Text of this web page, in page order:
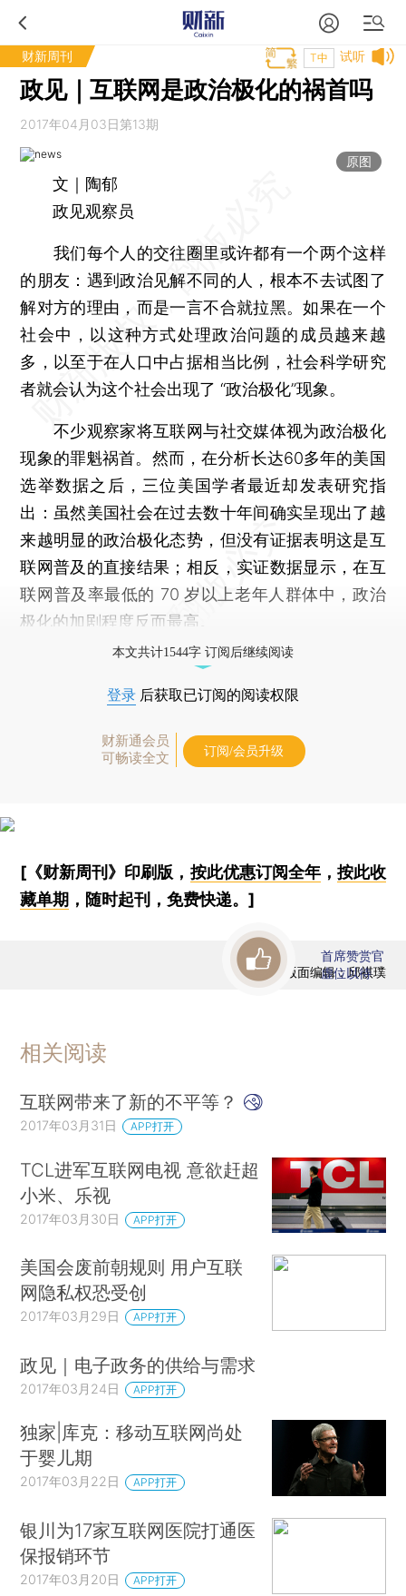
财新周刊 试听
T中
政见｜互联网是政治极化的祸首吗
2017年04月03日第13期
原图
文｜陶郁
政见观察员
我们每个人的交往圈里或许都有一个两个这样
的朋友：遇到政治见解不同的人，根本不去试图了
解对方的理由，而是一言不合就拉黑。如果在一个
社会中，以这种方式处理政治问题的成员越来越
多，以至于在人口中占据相当比例，社会科学研究
者就会认为这个社会出现了 “政治极化”现象。
不少观察家将互联网与社交媒体视为政治极化
现象的罪魁祸首。然而，在分析长达60多年的美国
选举数据之后，三位美国学者最近却发表研究指
出：虽然美国社会在过去数十年间确实呈现出了越
来越明显的政治极化态势，但没有证据表明这是互
联网普及的直接结果；相反，实证数据显示，在互
联网普及率最低的 70 岁以上老年人群体中，政治
极化的加剧程度反而最高。
本文共计1544字 订阅后继续阅读
登录 后获取已订阅的阅读权限
财新通会员
可畅读全文
订阅/会员升级
[《财新周刊》印刷版， 按此优惠订阅全年， 按此收
藏单期 ，随时起刊，免费快递。]
版面编辑：邱祺璞
首席赞赏官
虚位以待
相关阅读
互联网带来了新的不平等？
2017年03月31日 APP打开
TCL进军互联网电视 意欲赶超
小米、乐视
2017年03月30日 APP打开
美国会废前朝规则 用户互联
网隐私权恐受创
2017年03月29日 APP打开
政见｜电子政务的供给与需求
2017年03月24日 APP打开
独家|库克：移动互联网尚处
于婴儿期
2017年03月22日 APP打开
银川为17家互联网医院打通医
保报销环节
2017年03月20日 APP打开